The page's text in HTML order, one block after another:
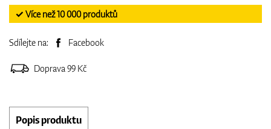
✓ Více než 10 000 produktů
Sdílejte na: Facebook
Doprava 99 Kč
Popis produktu